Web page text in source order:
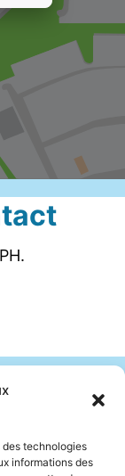
des technologies
informations des